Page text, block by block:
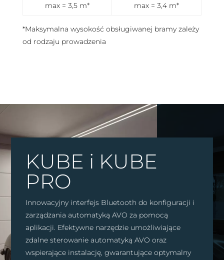
max = 3,5 m*
max = 3,4 m*
*Maksymalna wysokość obsługiwanej bramy zależy
od rodzaju prowadzenia
KUBE i KUBE
PRO
Innowacyjny interfejs Bluetooth do konfiguracji i
zarządzania automatyką AVO za pomocą
aplikacji. Efektywne narzędzie umożliwiające
zdalne sterowanie automatyką AVO oraz
wspierające instalację, gwarantujące optymalny